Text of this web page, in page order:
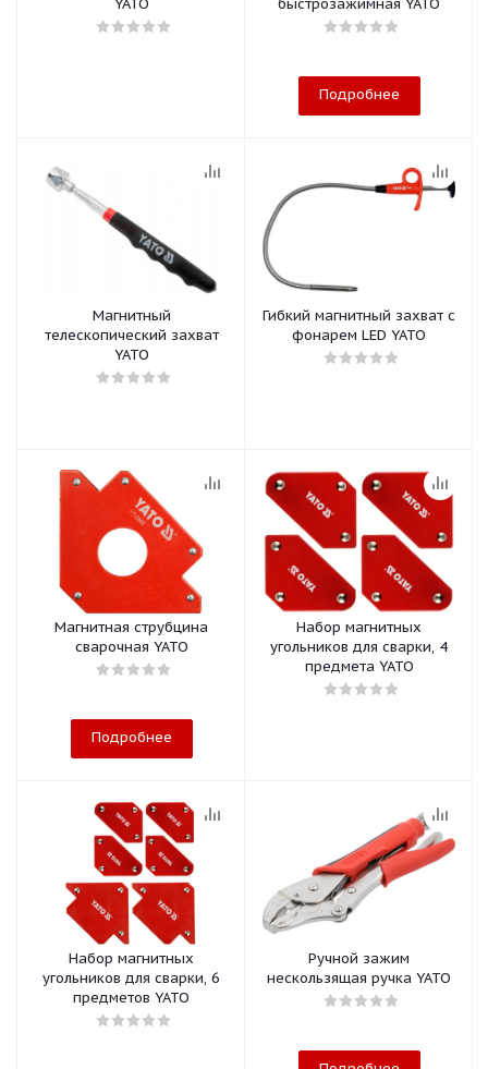
YATO
быстрозажимная YATO
Подробнее
Магнитный
телескопический захват
YATO
Гибкий магнитный захват с
фонарем LED YATO
Магнитная струбцина
сварочная YATO
Подробнее
Набор магнитных
угольников для сварки, 4
предмета YATO
Набор магнитных
угольников для сварки, 6
предметов YATO
Ручной зажим
нескользящая ручка YATO